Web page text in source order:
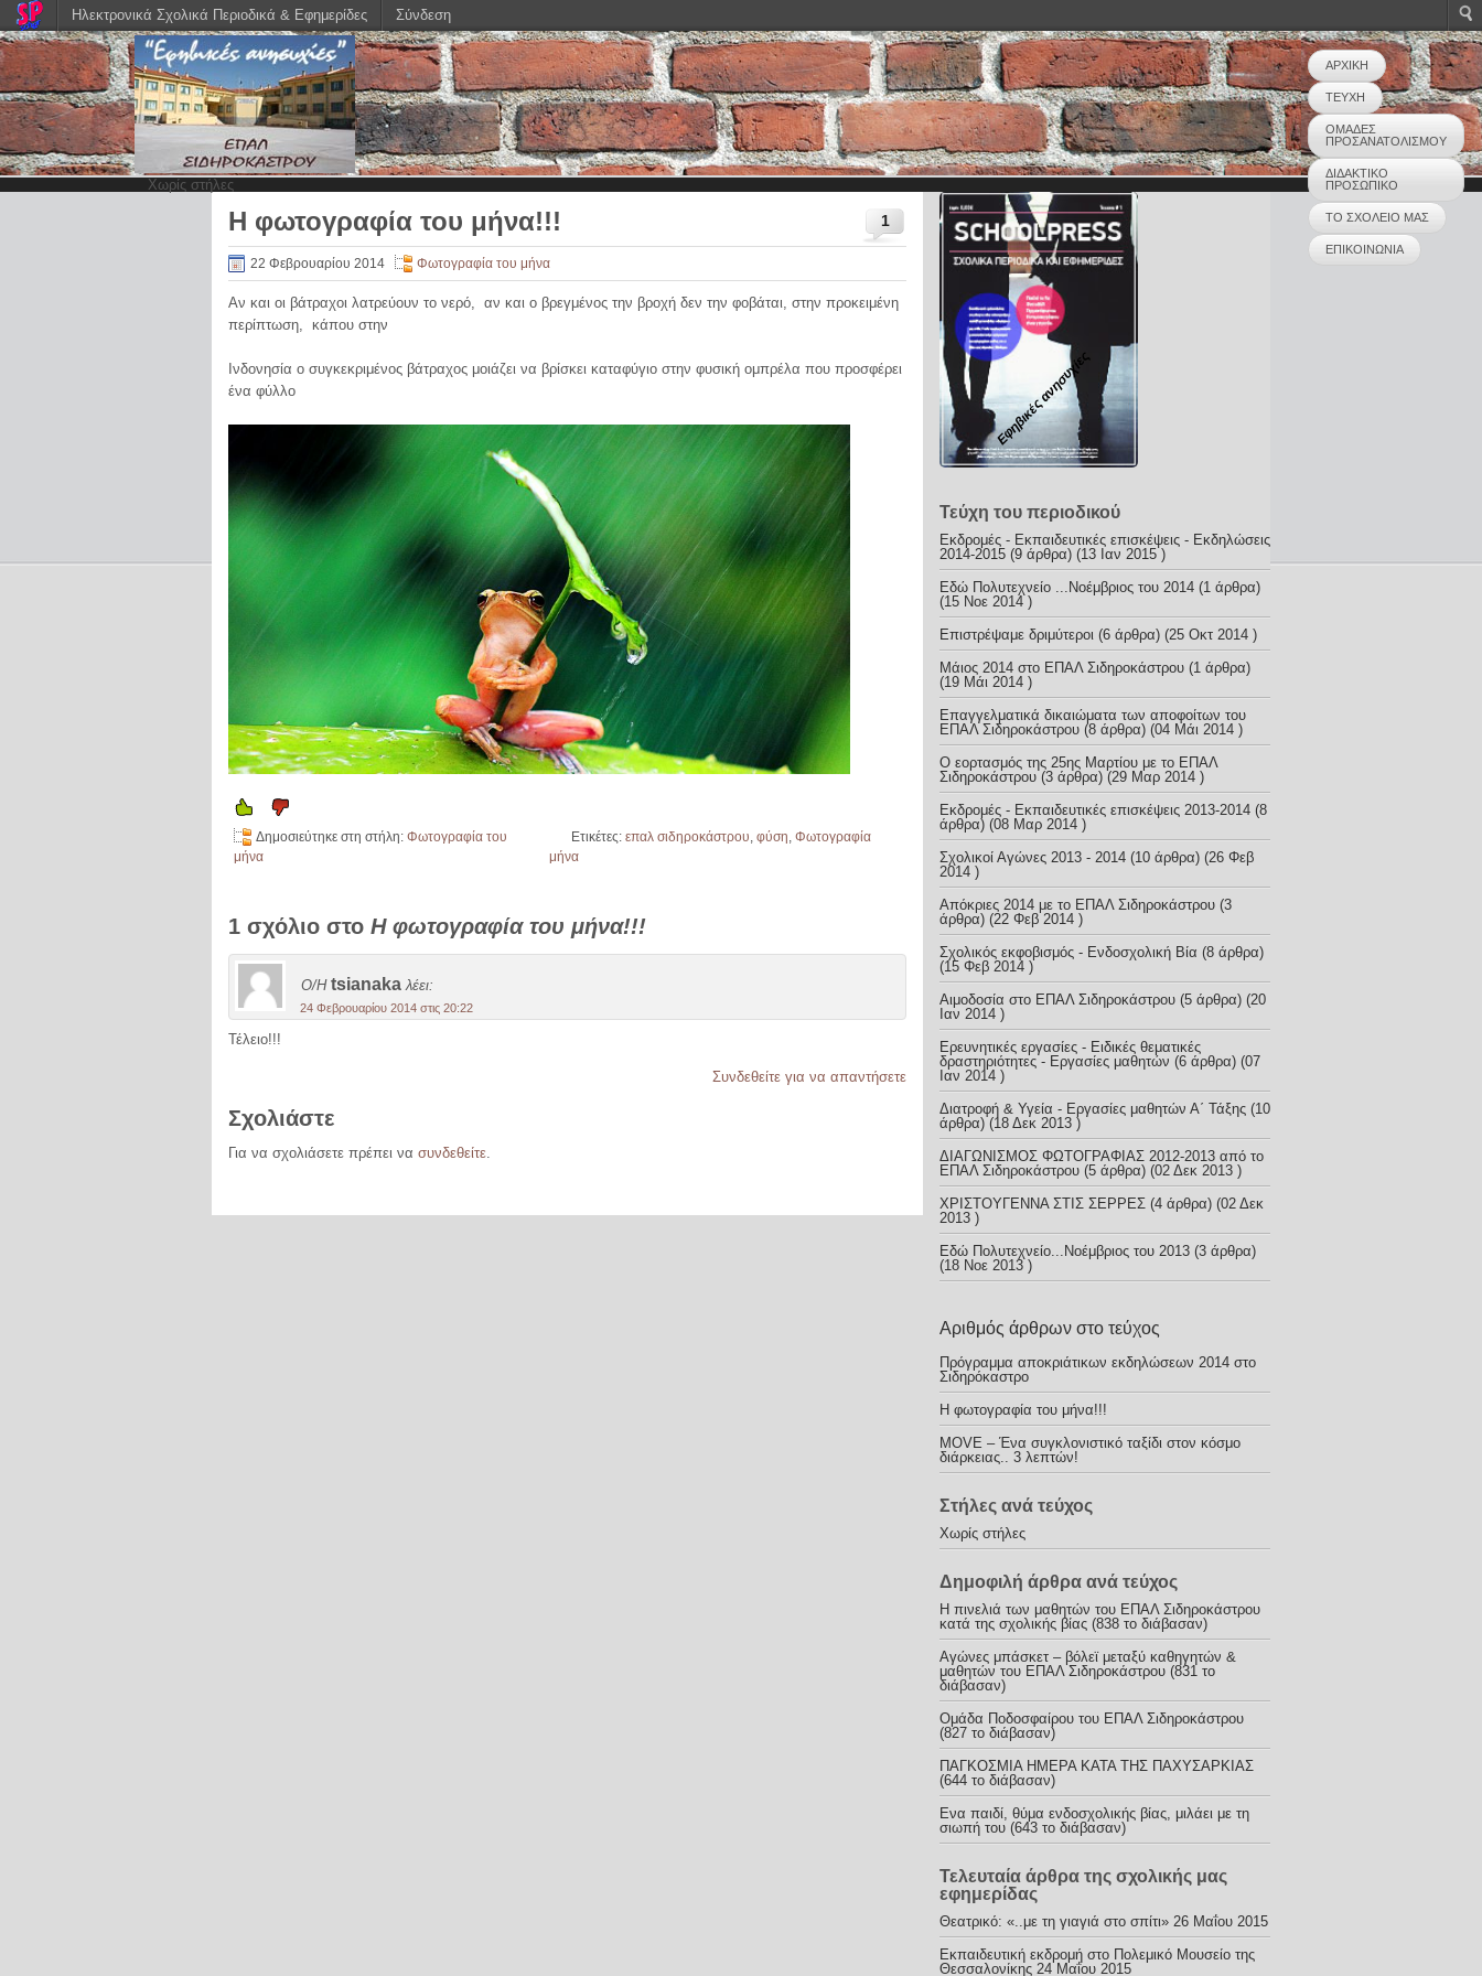
ΑΡΧΙΚΗ
ΤΕΥΧΗ
ΟΜΑΔΕΣ
ΠΡΟΣΑΝΑΤΟΛΙΣΜΟΥ
ΔΙΔΑΚΤΙΚΟ
ΠΡΟΣΩΠΙΚΟ
ΤΟ ΣΧΟΛΕΙΟ ΜΑΣ
ΕΠΙΚΟΙΝΩΝΙΑ
Χωρίς στήλες
1
Η φωτογραφία του μήνα!!!
22 Φεβρουαρίου 2014 Φωτογραφία του μήνα
Αν και οι βάτραχοι λατρεύουν το νερό, αν και ο βρεγμένος την βροχή δεν την φοβάται, στην προκειμένη
περίπτωση, κάπου στην
Ινδονησία ο συγκεκριμένος βάτραχος μοιάζει να βρίσκει καταφύγιο στην φυσική ομπρέλα που προσφέρει
ένα φύλλο
Δημοσιεύτηκε στη στήλη: Φωτογραφία του
μήνα
Ετικέτες: επαλ σιδηροκάστρου, φύση, Φωτογραφία
μήνα
1 σχόλιο στο Η φωτογραφία του μήνα!!!
Ο/Η tsianaka λέει:
24 Φεβρουαρίου 2014 στις 20:22
Τέλειο!!!
Συνδεθείτε για να απαντήσετε
Σχολιάστε
Για να σχολιάσετε πρέπει να συνδεθείτε.
Εφηβικές ανησυχίες
Τεύχη του περιοδικού
Εκδρομές - Εκπαιδευτικές επισκέψεις - Εκδηλώσεις
2014-2015 (9 άρθρα) (13 Ιαν 2015 )
Εδώ Πολυτεχνείο ...Νοέμβριος του 2014 (1 άρθρα)
(15 Νοε 2014 )
Επιστρέψαμε δριμύτεροι (6 άρθρα) (25 Οκτ 2014 )
Μάιος 2014 στο ΕΠΑΛ Σιδηροκάστρου (1 άρθρα)
(19 Μάι 2014 )
Επαγγελματικά δικαιώματα των αποφοίτων του
ΕΠΑΛ Σιδηροκάστρου (8 άρθρα) (04 Μάι 2014 )
Ο εορτασμός της 25ης Μαρτίου με το ΕΠΑΛ
Σιδηροκάστρου (3 άρθρα) (29 Μαρ 2014 )
Εκδρομές - Εκπαιδευτικές επισκέψεις 2013-2014 (8
άρθρα) (08 Μαρ 2014 )
Σχολικοί Αγώνες 2013 - 2014 (10 άρθρα) (26 Φεβ
2014 )
Απόκριες 2014 με το ΕΠΑΛ Σιδηροκάστρου (3
άρθρα) (22 Φεβ 2014 )
Σχολικός εκφοβισμός - Ενδοσχολική Βία (8 άρθρα)
(15 Φεβ 2014 )
Αιμοδοσία στο ΕΠΑΛ Σιδηροκάστρου (5 άρθρα) (20
Ιαν 2014 )
Ερευνητικές εργασίες - Ειδικές θεματικές
δραστηριότητες - Εργασίες μαθητών (6 άρθρα) (07
Ιαν 2014 )
Διατροφή & Υγεία - Εργασίες μαθητών Α΄ Τάξης (10
άρθρα) (18 Δεκ 2013 )
ΔΙΑΓΩΝΙΣΜΟΣ ΦΩΤΟΓΡΑΦΙΑΣ 2012-2013 από το
ΕΠΑΛ Σιδηροκάστρου (5 άρθρα) (02 Δεκ 2013 )
ΧΡΙΣΤΟΥΓΕΝΝΑ ΣΤΙΣ ΣΕΡΡΕΣ (4 άρθρα) (02 Δεκ
2013 )
Εδώ Πολυτεχνείο...Νοέμβριος του 2013 (3 άρθρα)
(18 Νοε 2013 )
Αριθμός άρθρων στο τεύχος
Πρόγραμμα αποκριάτικων εκδηλώσεων 2014 στο
Σιδηρόκαστρο
Η φωτογραφία του μήνα!!!
MOVE – Ένα συγκλονιστικό ταξίδι στον κόσμο
διάρκειας.. 3 λεπτών!
Στήλες ανά τεύχος
Χωρίς στήλες
Δημοφιλή άρθρα ανά τεύχος
Η πινελιά των μαθητών του ΕΠΑΛ Σιδηροκάστρου
κατά της σχολικής βίας (838 το διάβασαν)
Αγώνες μπάσκετ – βόλεϊ μεταξύ καθηγητών &
μαθητών του ΕΠΑΛ Σιδηροκάστρου (831 το
διάβασαν)
Ομάδα Ποδοσφαίρου του ΕΠΑΛ Σιδηροκάστρου
(827 το διάβασαν)
ΠΑΓΚΟΣΜΙΑ ΗΜΕΡΑ ΚΑΤΑ ΤΗΣ ΠΑΧΥΣΑΡΚΙΑΣ
(644 το διάβασαν)
Ενα παιδί, θύμα ενδοσχολικής βίας, μιλάει με τη
σιωπή του (643 το διάβασαν)
Τελευταία άρθρα της σχολικής μας
εφημερίδας
Θεατρικό: «..με τη γιαγιά στο σπίτι» 26 Μαΐου 2015
Εκπαιδευτική εκδρομή στο Πολεμικό Μουσείο της
Θεσσαλονίκης 24 Μαΐου 2015
Ηλεκτρονικά Σχολικά Περιοδικά & Εφημερίδες Σύνδεση